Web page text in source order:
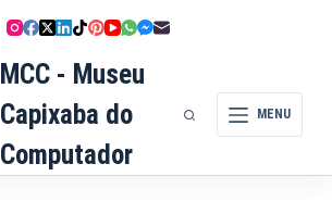
MCC - Museu
Capixaba do
Computador
MENU